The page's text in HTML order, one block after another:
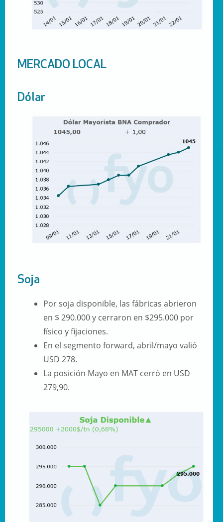
MERCADO LOCAL
Dólar
Soja
Por soja disponible, las fábricas abrieron
en $ 290.000 y cerraron en $295.000 por
físico y fijaciones.
En el segmento forward, abril/mayo valió
USD 278.
La posición Mayo en MAT cerró en USD
279,90.